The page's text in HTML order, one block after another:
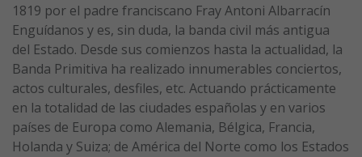
1819 por el padre franciscano Fray Antoni Albarracín
Enguídanos y es, sin duda, la banda civil más antigua
del Estado. Desde sus comienzos hasta la actualidad, la
Banda Primitiva ha realizado innumerables conciertos,
actos culturales, desfiles, etc. Actuando prácticamente
en la totalidad de las ciudades españolas y en varios
países de Europa como Alemania, Bélgica, Francia,
Holanda y Suiza; de América del Norte como los Estados